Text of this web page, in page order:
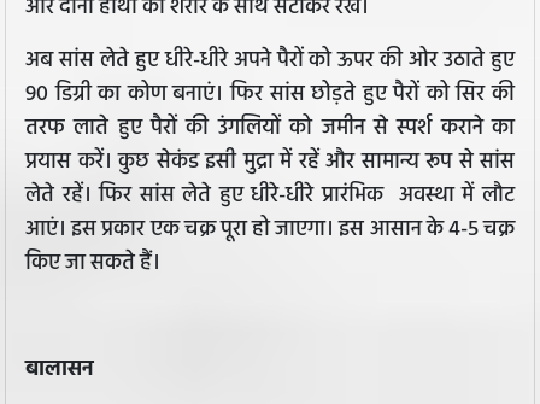
और दोनों हाथों को शरीर के साथ सटाकर रखें।
अब सांस लेते हुए धीरे-धीरे अपने पैरों को ऊपर की ओर उठाते हुए
90 डिग्री का कोण बनाएं। फिर सांस छोड़ते हुए पैरों को सिर की
तरफ लाते हुए पैरों की उंगलियों को जमीन से स्पर्श कराने का
प्रयास करें। कुछ सेकंड इसी मुद्रा में रहें और सामान्य रूप से सांस
लेते रहें। फिर सांस लेते हुए धीरे-धीरे प्रारंभिक अवस्था में लौट
आएं। इस प्रकार एक चक्र पूरा हो जाएगा। इस आसान के 4-5 चक्र
किए जा सकते हैं।
बालासन